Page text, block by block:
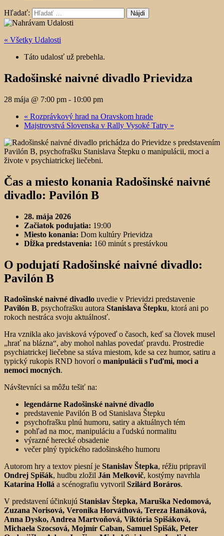
Hľadať:
« Všetky Udalosti
Táto udalosť už prebehla.
Radošinské naivné divadlo Prievidza
28 mája @ 7:00 pm - 10:00 pm
« Rozprávkový hrad na Oravskom hrade
Majstrovstvá Slovenska v Rally Vysoké Tatry »
Čas a miesto konania Radošinské naivné
divadlo: Pavilón B
28. mája 2026
Začiatok podujatia: 19:00
Miesto konania: Dom kultúry Prievidza
Dĺžka predstavenia: 160 minút s prestávkou
O podujatí Radošinské naivné divadlo:
Pavilón B
Radošinské naivné divadlo uvedie v Prievidzi predstavenie
Pavilón B, psychofrašku autora Stanislava Štepku, ktorá ani po
rokoch nestráca svoju aktuálnosť.
Hra vznikla ako javisková výpoveď o časoch, keď sa človek musel
„hrať na blázna“, aby mohol nahlas povedať pravdu. Prostredie
psychiatrickej liečebne sa stáva miestom, kde sa cez humor, satiru a
typický rukopis RND hovorí o manipulácii s ľuďmi, moci a
nemoci mocných.
Návštevníci sa môžu tešiť na:
legendárne Radošinské naivné divadlo
predstavenie Pavilón B od Stanislava Štepku
psychofrašku plnú humoru, satiry a aktuálnych tém
pohľad na moc, manipuláciu a ľudskú normalitu
výrazné herecké obsadenie
večer plný typického radošinského humoru
Autorom hry a textov piesní je Stanislav Štepka, réžiu pripravil
Ondrej Spišák, hudbu zložil Ján Melkovič, kostýmy navrhla
Katarína Hollá a scénografiu vytvoril Szilárd Boráros.
V predstavení účinkujú Stanislav Štepka, Maruška Nedomová,
Zuzana Norisová, Veronika Horváthová, Tereza Hanáková,
Anna Dysko, Andrea Martvoňová, Viktória Spišáková,
Michaela Szocsová, Mojmír Caban, Samuel Spišák, Peter